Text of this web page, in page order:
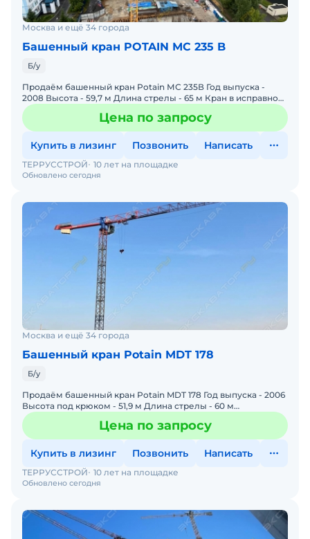
Москва и ещё 34 города
Башенный кран POTAIN МС 235 B
Б/у
Продаём башенный кран Potain МС 235В Год выпуска -
2008 Высота - 59,7 м Длина стрелы - 65 м Кран в исправном
техническом состоянии.
Цена по запросу
Купить в лизинг Позвонить Написать
Обновлено сегодня
ТЕРРУССТРОЙ 10 лет на площадке
Москва и ещё 34 города
Башенный кран Potain MDT 178
Б/у
Продаём башенный кран Potain MDT 178 Год выпуска - 2006
Высота под крюком - 51,9 м Длина стрелы - 60 м
Грузоподъёмность - 8 тн
Цена по запросу
Купить в лизинг Позвонить Написать
Обновлено сегодня
ТЕРРУССТРОЙ 10 лет на площадке